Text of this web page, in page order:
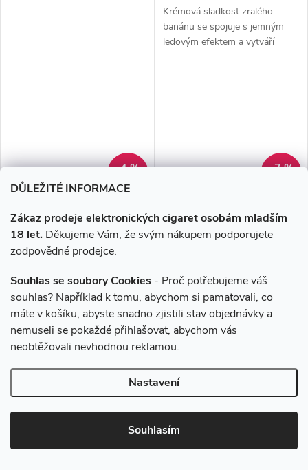
DŮLEŽITÉ INFORMACE
Zákaz prodeje elektronických cigaret osobám mladším
18 let. Děkujeme Vám, že svým nákupem podporujete
zodpovědné prodejce.
Souhlas se soubory Cookies - Proč potřebujeme váš
souhlas? Například k tomu, abychom si pamatovali, co
máte v košíku, abyste snadno zjistili stav objednávky a
nemuseli se pokaždé přihlašovat, abychom vás
neobtěžovali nevhodnou reklamou.
Nastavení
Souhlasím
Krémová sladkost zralého
banánu se spojuje s jemným
ledovým efektem a vytváří
hladkou, osvěžující chuť s
–4 %
Liquid EDGE LIQ Nic Salt
Apple Peach 10ml - 15mg
239 Kč
Skladem
DO KOŠÍKU
broskve a nabízí lehký,
harmonický ovocný zážitek.
–7 %
Liquid ELFLIQ Nic SALT
Strawberry Ice 30ml (3x10ml)
- 20mg
679 Kč
Skladem
DO KOŠÍKU
voňavé jahody.